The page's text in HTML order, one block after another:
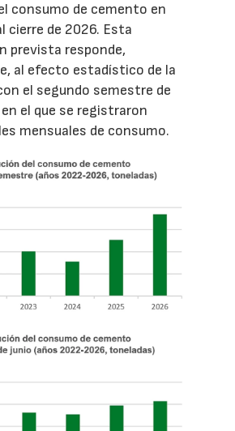
consumo de cemento en
cierre de 2026. Esta
prevista responde,
al efecto estadístico de la
el segundo semestre de
el que se registraron
mensuales de consumo.